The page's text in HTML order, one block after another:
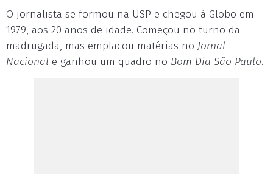
O jornalista se formou na USP e chegou à Globo em
1979, aos 20 anos de idade. Começou no turno da
madrugada, mas emplacou matérias no Jornal
Nacional e ganhou um quadro no Bom Dia São Paulo.